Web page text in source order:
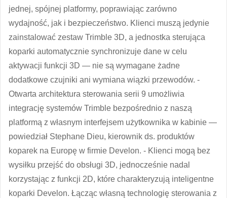
jednej, spójnej platformy, poprawiając zarówno
wydajność, jak i bezpieczeństwo. Klienci muszą jedynie
zainstalować zestaw Trimble 3D, a jednostka sterująca
koparki automatycznie synchronizuje dane w celu
aktywacji funkcji 3D — nie są wymagane żadne
dodatkowe czujniki ani wymiana wiązki przewodów. -
Otwarta architektura sterowania serii 9 umożliwia
integrację systemów Trimble bezpośrednio z naszą
platformą z własnym interfejsem użytkownika w kabinie —
powiedział Stephane Dieu, kierownik ds. produktów
koparek na Europę w firmie Develon. - Klienci mogą bez
wysiłku przejść do obsługi 3D, jednocześnie nadal
korzystając z funkcji 2D, które charakteryzują inteligentne
koparki Develon. Łącząc własną technologię sterowania z